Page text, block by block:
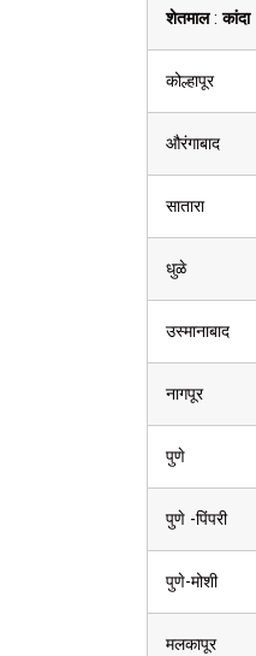
शेतमाल:कांदा
कोल्हापूर
औरंगाबाद
सातारा
धुळे
उस्मानाबाद
नागपूर
पुणे
पुणे -पिंपरी
पुणे-मोशी
मलकापूर